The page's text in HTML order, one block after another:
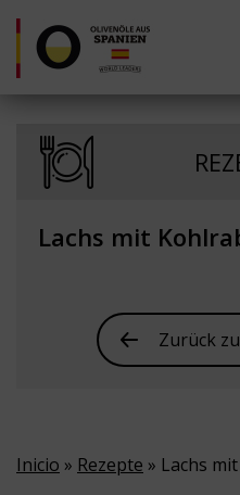
Lachs mit
Zurück
Inicio » Rezepte » Lachs